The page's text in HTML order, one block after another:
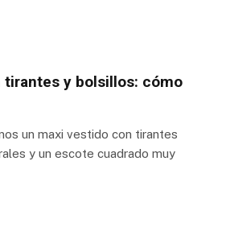
tirantes y bolsillos: cómo
un maxi vestido con tirantes
y un escote cuadrado muy